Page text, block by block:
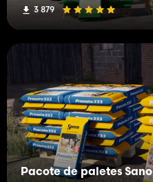
3 879
Pacote de paletes Sano